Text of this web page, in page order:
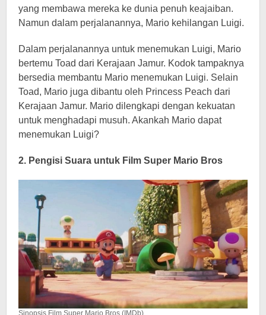
yang membawa mereka ke dunia penuh keajaiban.
Namun dalam perjalanannya, Mario kehilangan Luigi.
Dalam perjalanannya untuk menemukan Luigi, Mario
bertemu Toad dari Kerajaan Jamur. Kodok tampaknya
bersedia membantu Mario menemukan Luigi. Selain
Toad, Mario juga dibantu oleh Princess Peach dari
Kerajaan Jamur. Mario dilengkapi dengan kekuatan
untuk menghadapi musuh. Akankah Mario dapat
menemukan Luigi?
2. Pengisi Suara untuk Film Super Mario Bros
Sinopsis Film Super Mario Bros (IMDb)